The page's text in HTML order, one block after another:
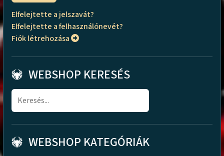
Elfelejtette a jelszavát?
Elfelejtette a felhasználónevét?
Fiók létrehozása
WEBSHOP KERESÉS
WEBSHOP KATEGÓRIÁK